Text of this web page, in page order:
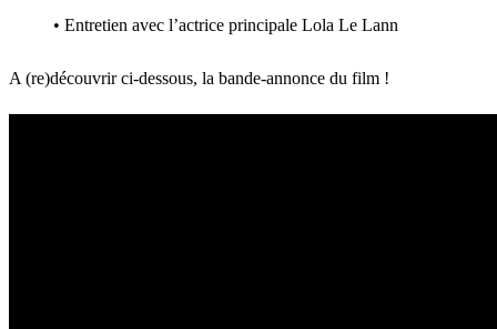
• Entretien avec l’actrice principale Lola Le Lann
A (re)découvrir ci-dessous, la bande-annonce du film !